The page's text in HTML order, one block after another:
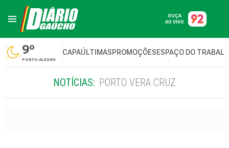
OUÇA
AO VIVO
9º
PORTO ALEGRE
CAPAÚLTIMASPROMOÇÕESESPAÇO DO
NOTÍCIAS: PORTO VERA CRUZ